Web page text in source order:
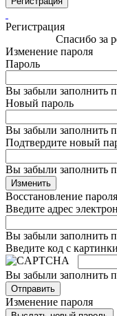
Регистрация
Спасибо за
Изменение пароля
Пароль
Вы забыли заполнить
Новый пароль
Вы забыли заполнить
Подтвердите новый
Вы забыли заполнить
Изменить
Восстановление пароля
Введите адрес
Вы забыли заполнить
Введите код с картинки
Вы забыли заполнить
Отправить
Изменение пароля